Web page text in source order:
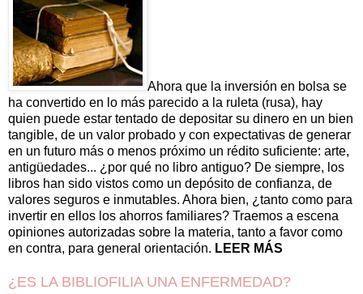
Ahora que la inversión en bolsa se
ha convertido en lo más parecido a la ruleta (rusa), hay
quien puede estar tentado de depositar su dinero en un bien
tangible, de un valor probado y con expectativas de generar
en un futuro más o menos próximo un rédito suficiente: arte,
antigüedades... ¿por qué no libro antiguo? De siempre, los
libros han sido vistos como un depósito de confianza, de
valores seguros e inmutables. Ahora bien, ¿tanto como para
invertir en ellos los ahorros familiares? Traemos a escena
opiniones autorizadas sobre la materia, tanto a favor como
en contra, para general orientación. LEER MÁS
¿ES LA BIBLIOFILIA UNA ENFERMEDAD?